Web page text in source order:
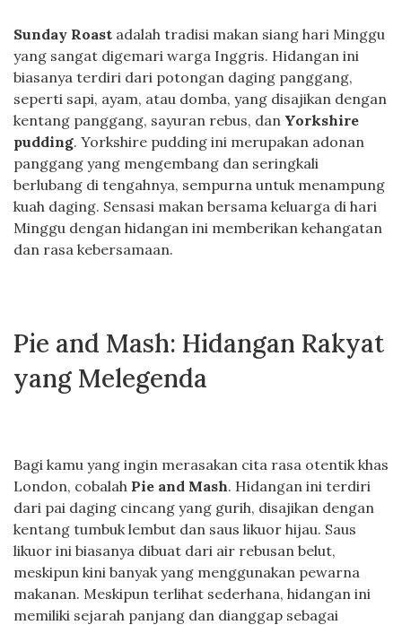
Sunday Roast adalah tradisi makan siang hari Minggu
yang sangat digemari warga Inggris. Hidangan ini
biasanya terdiri dari potongan daging panggang,
seperti sapi, ayam, atau domba, yang disajikan dengan
kentang panggang, sayuran rebus, dan Yorkshire
pudding. Yorkshire pudding ini merupakan adonan
panggang yang mengembang dan seringkali
berlubang di tengahnya, sempurna untuk menampung
kuah daging. Sensasi makan bersama keluarga di hari
Minggu dengan hidangan ini memberikan kehangatan
dan rasa kebersamaan.
Pie and Mash: Hidangan Rakyat
yang Melegenda
Bagi kamu yang ingin merasakan cita rasa otentik khas
London, cobalah Pie and Mash. Hidangan ini terdiri
dari pai daging cincang yang gurih, disajikan dengan
kentang tumbuk lembut dan saus likuor hijau. Saus
likuor ini biasanya dibuat dari air rebusan belut,
meskipun kini banyak yang menggunakan pewarna
makanan. Meskipun terlihat sederhana, hidangan ini
memiliki sejarah panjang dan dianggap sebagai